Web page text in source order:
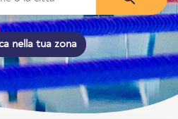
nella tua zona